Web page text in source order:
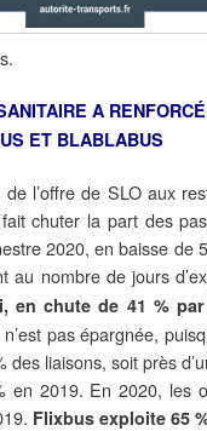
A
ET BLABLABUS
de l’offre de SLO aux
chuter la part des
2020, en baisse de
au nombre de jours
en chute de 41 %
pas épargnée,
des liaisons, soit près
en 2019. En 2020, les
Flixbus exploite 65